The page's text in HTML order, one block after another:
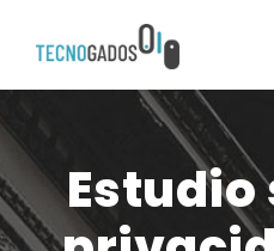
Estudio